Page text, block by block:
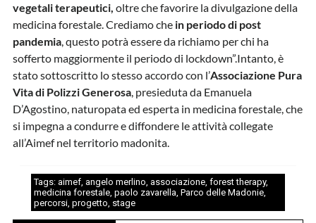
vegetali terapeutici, oltre che favorire la divulgazione della
medicina forestale. Crediamo che in periodo di post
pandemia, questo potrà essere da richiamo per chi ha
sofferto maggiormente il periodo di lockdown”.Intanto, è
stato sottoscritto lo stesso accordo con l’Associazione Pura
Vita di Polizzi Generosa, presieduta da Emanuela
D’Agostino, naturopata ed esperta in medicina forestale, che
si impegna a condurre e diffondere le attività collegate
all’Aimef nel territorio madonita.
Tags: aimef, angelo merlino, associazione, forest therapy,
medicina forestale, paolo zavarella, Parco delle Madonie,
percorsi, progetto, stage